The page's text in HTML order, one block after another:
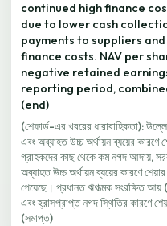
continued high finance
due to lower cash
payments to suppliers
finance costs. NAV per
negative retained
reporting period,
(end)
(শেফার্ড-এর খবরের ধারাবাহিকতা):
এবং অব্যাহত উচ্চ অর্থায়ন ব্যয়ের
গ্রাহকদের কাছ থেকে কম নগদ আদায়,
অব্যাহত উচ্চ অর্থায়ন ব্যয়ের কারণে
পেয়েছে। প্রধানত ঋণাত্মক সংরক্ষিত আয়
এবং হ্রাসপ্রাপ্ত নগদ স্থিতির কারণে
(সমাপ্ত)